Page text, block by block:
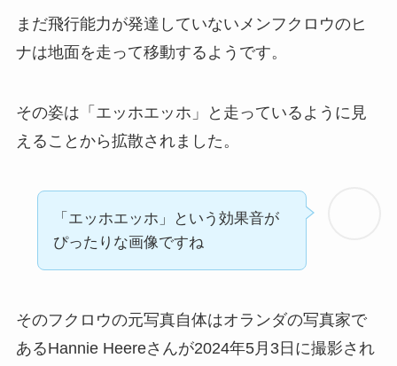
まだ飛行能力が発達していないメンフクロウのヒ
ナは地面を走って移動するようです。
その姿は「エッホエッホ」と走っているように見
えることから拡散されました。
「エッホエッホ」という効果音が
ぴったりな画像ですね
そのフクロウの元写真自体はオランダの写真家で
あるHannie Heereさんが2024年5月3日に撮影され